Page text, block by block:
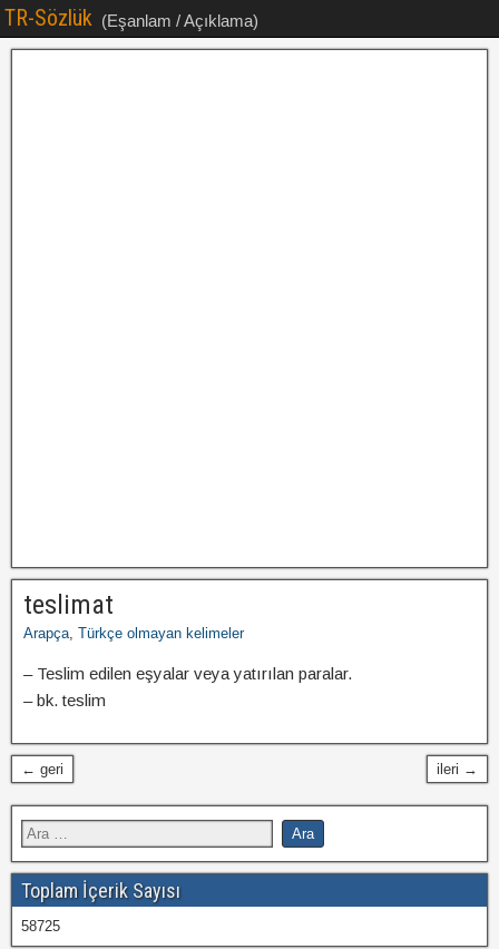
TR-Sözlük (Eşanlam / Açıklama)
teslimat
Arapça, Türkçe olmayan kelimeler
– Teslim edilen eşyalar veya yatırılan paralar.
– bk. teslim
← geri ileri →
Toplam İçerik Sayısı
58725